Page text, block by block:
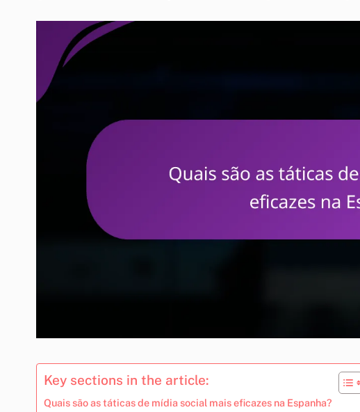
Key sections in the article:
Quais são as táticas de mídia social mais eficazes na Espanha?